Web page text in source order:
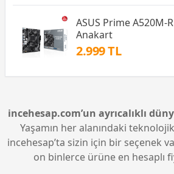
ASUS Prime A520M-
Anakart
2.999 TL
incehesap.com’un ayrıcalıklı
Yaşamın her alanındaki
incehesap’ta sizin için bir seçenek
on binlerce ürüne en hesaplı